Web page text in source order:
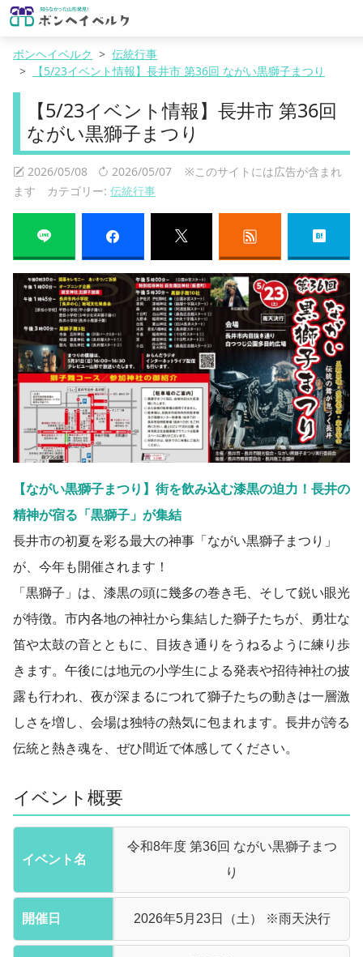
ボンヘイベルク
伝統行事
【5/23イベント情報】長井市 第36回 ながい黒獅子まつり
【5/23イベント情報】長井市 第36回
ながい黒獅子まつり
2026/05/08 2026/05/07 ※このサイトには広告が含まれ
ます カテゴリー: 伝統行事
【ながい黒獅子まつり】街を飲み込む漆黒の迫力！長井の
精神が宿る「黒獅子」が集結
長井市の初夏を彩る最大の神事「ながい黒獅子まつり」
が、今年も開催されます！
「黒獅子」は、漆黒の頭に幾多の巻き毛、そして鋭い眼光
が特徴。市内各地の神社から集結した獅子たちが、勇壮な
笛や太鼓の音とともに、目抜き通りをうねるように練り歩
きます。午後には地元の小学生による発表や招待神社の披
露も行われ、夜が深まるにつれて獅子たちの動きは一層激
しさを増し、会場は独特の熱気に包まれます。長井が誇る
伝統と熱き魂を、ぜひ間近で体感してください。
イベント概要
イベント名
令和8年度 第36回 ながい黒獅子まつ
り
開催日 2026年5月23日（土） ※雨天決行